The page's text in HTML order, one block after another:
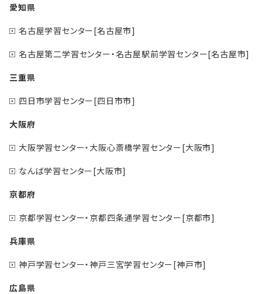
愛知県
名古屋学習センター[名古屋市]
名古屋第二学習センター・名古屋駅前学習センター[名古屋市]
三重県
四日市学習センター[四日市市]
大阪府
大阪学習センター・大阪心斎橋学習センター[大阪市]
なんば学習センター[大阪市]
京都府
京都学習センター・京都四条通学習センター[京都市]
兵庫県
神戸学習センター・神戸三宮学習センター[神戸市]
広島県